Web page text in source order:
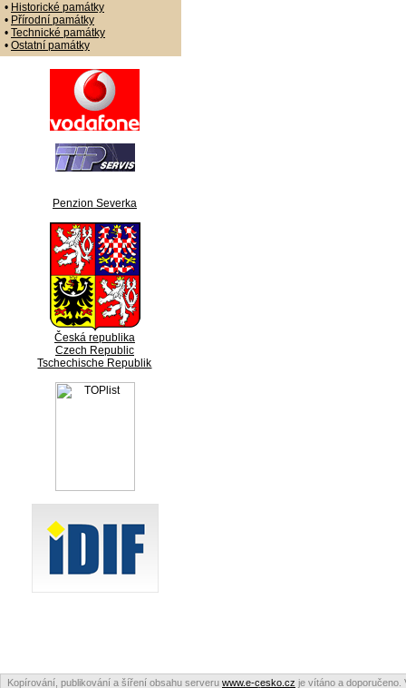
• Historické památky
• Přírodní památky
• Technické památky
• Ostatní památky
Penzion Severka
Česká republika
Czech Republic
Tschechische Republik
Kopírování, publikování a šíření obsahu serveru www.e-cesko.cz je vítáno a doporučeno.